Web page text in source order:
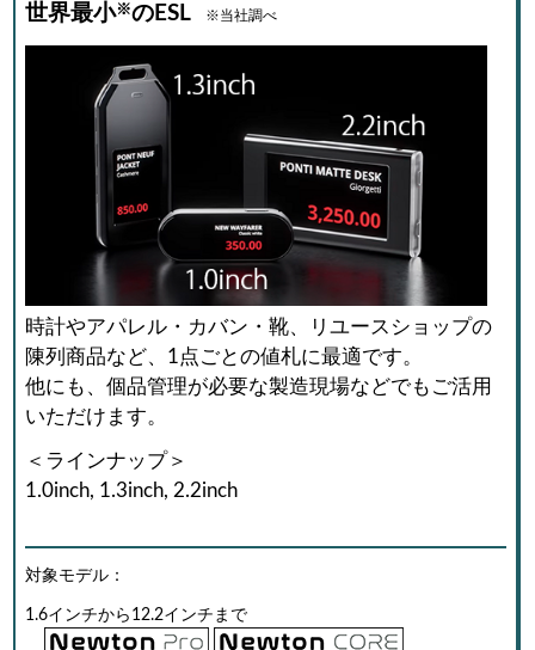
世界最小※のESL ※当社調べ
時計やアパレル・カバン・靴、リユースショップの
陳列商品など、1点ごとの値札に最適です。
他にも、個品管理が必要な製造現場などでもご活用
いただけます。
＜ラインナップ＞
1.0inch, 1.3inch, 2.2inch
対象モデル：
1.6インチから12.2インチまで